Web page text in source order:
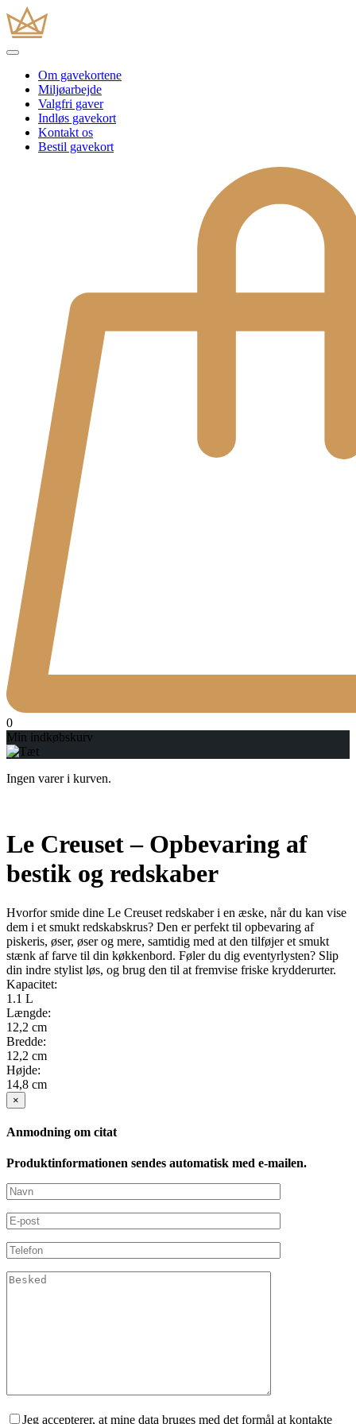
Om gavekortene
Miljøarbejde
Valgfri gaver
Indløs gavekort
Kontakt os
Bestil gavekort
0
Min indkøbskurv
Ingen varer i kurven.
Le Creuset – Opbevaring af
bestik og redskaber
Hvorfor smide dine Le Creuset redskaber i en æske, når du kan vise
dem i et smukt redskabskrus? Den er perfekt til opbevaring af
piskeris, øser, øser og mere, samtidig med at den tilføjer et smukt
stænk af farve til din køkkenbord. Føler du dig eventyrlysten? Slip
din indre stylist løs, og brug den til at fremvise friske krydderurter.
Kapacitet:
1.1 L
Længde:
12,2 cm
Bredde:
12,2 cm
Højde:
14,8 cm
×
Anmodning om citat
Produktinformationen sendes automatisk med e-mailen.
Jeg accepterer, at mine data bruges med det formål at kontakte